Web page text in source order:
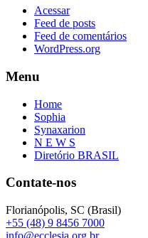
Acessar
Feed de posts
Feed de comentários
WordPress.org
Menu
Home
Sophia
Synaxarion
N E W S
Diretório BRASIL
Contate-nos
Florianópolis, SC (Brasil)
+55 (48) 9 8456 7000
info@ecclesia.org.br